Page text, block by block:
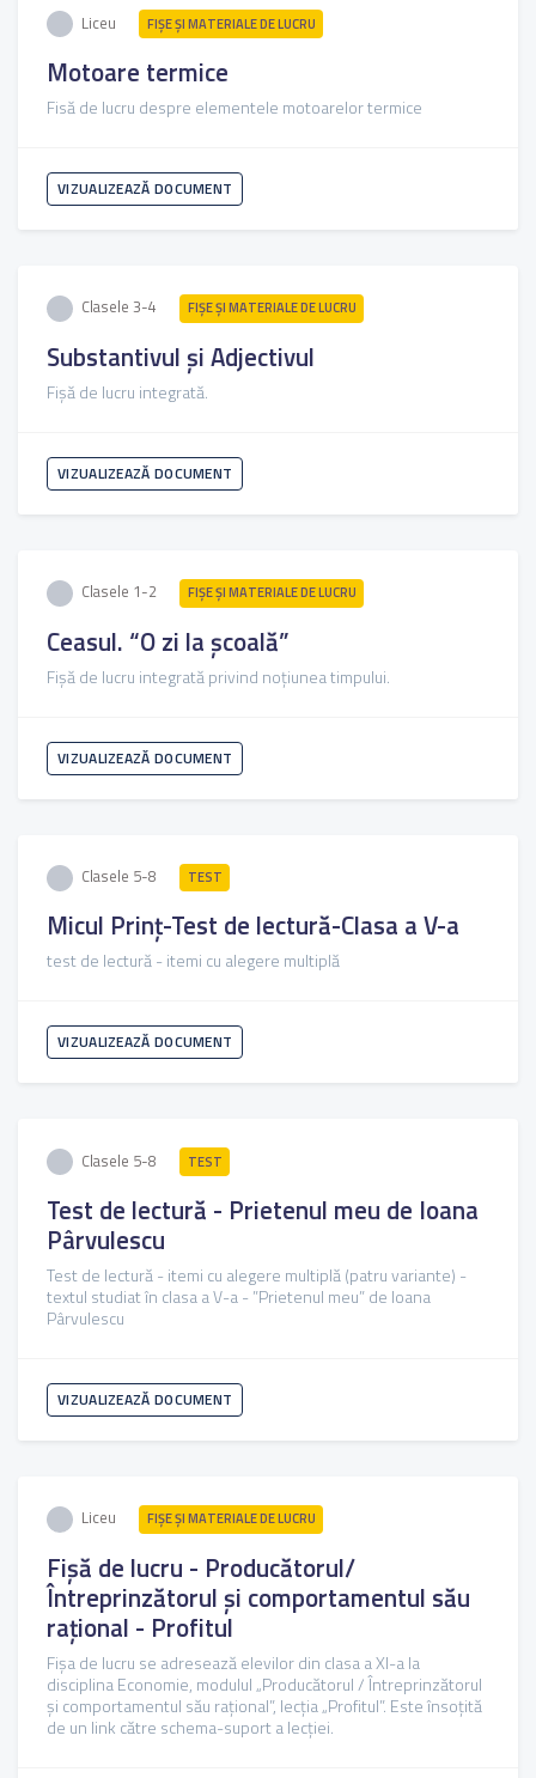
Liceu FIŞE ŞI MATERIALE DE LUCRU
Motoare termice
Fisă de lucru despre elementele motoarelor termice
VIZUALIZEAZĂ DOCUMENT
Clasele 3-4 FIŞE ŞI MATERIALE DE LUCRU
Substantivul și Adjectivul
Fișă de lucru integrată.
VIZUALIZEAZĂ DOCUMENT
Clasele 1-2 FIŞE ŞI MATERIALE DE LUCRU
Ceasul. “O zi la școală”
Fișă de lucru integrată privind noțiunea timpului.
VIZUALIZEAZĂ DOCUMENT
Clasele 5-8 TEST
Micul Prinț-Test de lectură-Clasa a V-a
test de lectură - itemi cu alegere multiplă
VIZUALIZEAZĂ DOCUMENT
Clasele 5-8 TEST
Test de lectură - Prietenul meu de Ioana
Pârvulescu
Test de lectură - itemi cu alegere multiplă (patru variante) -
textul studiat în clasa a V-a - ”Prietenul meu” de Ioana
Pârvulescu
VIZUALIZEAZĂ DOCUMENT
Liceu FIŞE ŞI MATERIALE DE LUCRU
Fișă de lucru - Producătorul/
Întreprinzătorul şi comportamentul său
raţional - Profitul
Fișa de lucru se adresează elevilor din clasa a XI-a la
disciplina Economie, modulul „Producătorul / Întreprinzătorul
şi comportamentul său raţional”, lecția „Profitul”. Este însoțită
de un link către schema-suport a lecției.